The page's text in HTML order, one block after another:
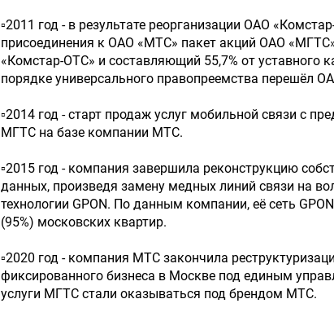
▫️2011 год - в результате реорганизации ОАО
присоединения к ОАО «МТС» пакет акций ОАО
«Комстар-ОТС» и составляющий 55,7% от уставного
порядке универсального правопреемства перешёл
▫️2014 год - старт продаж услуг мобильной связи с
МГТС на базе компании МТС.
▫️2015 год - компания завершила реконструкцию
данных, произведя замену медных линий связи на
технологии GPON. По данным компании, её сеть
(95%) московских квартир.
▫️2020 год - компания МТС закончила
фиксированного бизнеса в Москве под единым
услуги МГТС стали оказываться под брендом МТС.